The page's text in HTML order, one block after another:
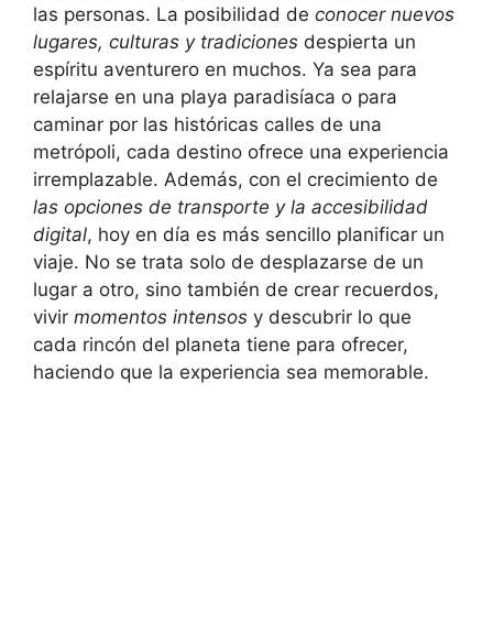
las personas. La posibilidad de conocer nuevos
lugares, culturas y tradiciones despierta un
espíritu aventurero en muchos. Ya sea para
relajarse en una playa paradisíaca o para
caminar por las históricas calles de una
metrópoli, cada destino ofrece una experiencia
irremplazable. Además, con el crecimiento de
las opciones de transporte y la accesibilidad
digital, hoy en día es más sencillo planificar un
viaje. No se trata solo de desplazarse de un
lugar a otro, sino también de crear recuerdos,
vivir momentos intensos y descubrir lo que
cada rincón del planeta tiene para ofrecer,
haciendo que la experiencia sea memorable.